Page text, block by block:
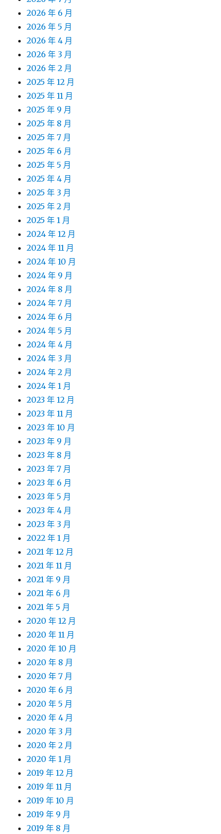
2026 年 6 月
2026 年 5 月
2026 年 4 月
2026 年 3 月
2026 年 2 月
2025 年 12 月
2025 年 11 月
2025 年 9 月
2025 年 8 月
2025 年 7 月
2025 年 6 月
2025 年 5 月
2025 年 4 月
2025 年 3 月
2025 年 2 月
2025 年 1 月
2024 年 12 月
2024 年 11 月
2024 年 10 月
2024 年 9 月
2024 年 8 月
2024 年 7 月
2024 年 6 月
2024 年 5 月
2024 年 4 月
2024 年 3 月
2024 年 2 月
2024 年 1 月
2023 年 12 月
2023 年 11 月
2023 年 10 月
2023 年 9 月
2023 年 8 月
2023 年 7 月
2023 年 6 月
2023 年 5 月
2023 年 4 月
2023 年 3 月
2022 年 1 月
2021 年 12 月
2021 年 11 月
2021 年 9 月
2021 年 6 月
2021 年 5 月
2020 年 12 月
2020 年 11 月
2020 年 10 月
2020 年 8 月
2020 年 7 月
2020 年 6 月
2020 年 5 月
2020 年 4 月
2020 年 3 月
2020 年 2 月
2020 年 1 月
2019 年 12 月
2019 年 11 月
2019 年 10 月
2019 年 9 月
2019 年 8 月